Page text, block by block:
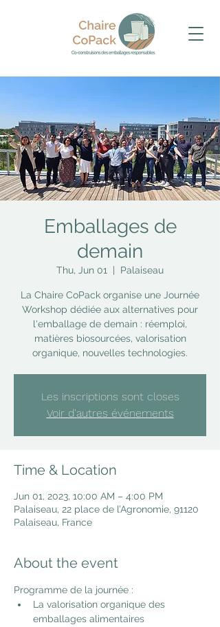
Emballages de
demain
Thu, Jun 01 Palaiseau
La Chaire CoPack organise une Journée
Workshop dédiée aux alternatives pour
l'emballage de demain : réemploi,
matières biosourcées, valorisation
organique, nouvelles technologies.
Les inscriptions sont closes
Voir d'autres événements
Time & Location
Jun 01, 2023, 10:00 AM – 4:00 PM
Palaiseau, 22 place de l’Agronomie, 91120
Palaiseau, France
About the event
Programme de la journée :
La valorisation organique des
emballages alimentaires